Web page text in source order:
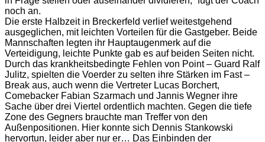
noch an.
Die erste Halbzeit in Breckerfeld verlief weitestgehend
ausgeglichen, mit leichten Vorteilen für die Gastgeber. Beide
Mannschaften legten ihr Hauptaugenmerk auf die
Verteidigung, leichte Punkte gab es auf beiden Seiten nicht.
Durch das krankheitsbedingte Fehlen von Point – Guard Ralf
Julitz, spielten die Voerder zu selten ihre Stärken im Fast –
Break aus, auch wenn die Vertreter Lucas Borchert,
Comebacker Fabian Szarmach und Jannis Wegner ihre
Sache über drei Viertel ordentlich machten. Gegen die tiefe
Zone des Gegners brauchte man Treffer von den
Außenpositionen. Hier konnte sich Dennis Stankowski
hervortun, leider aber nur er… Das Einbinden der